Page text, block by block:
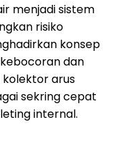
menjadi sistem
risiko
konsep
dan
kolektor arus
sekring cepat
internal.